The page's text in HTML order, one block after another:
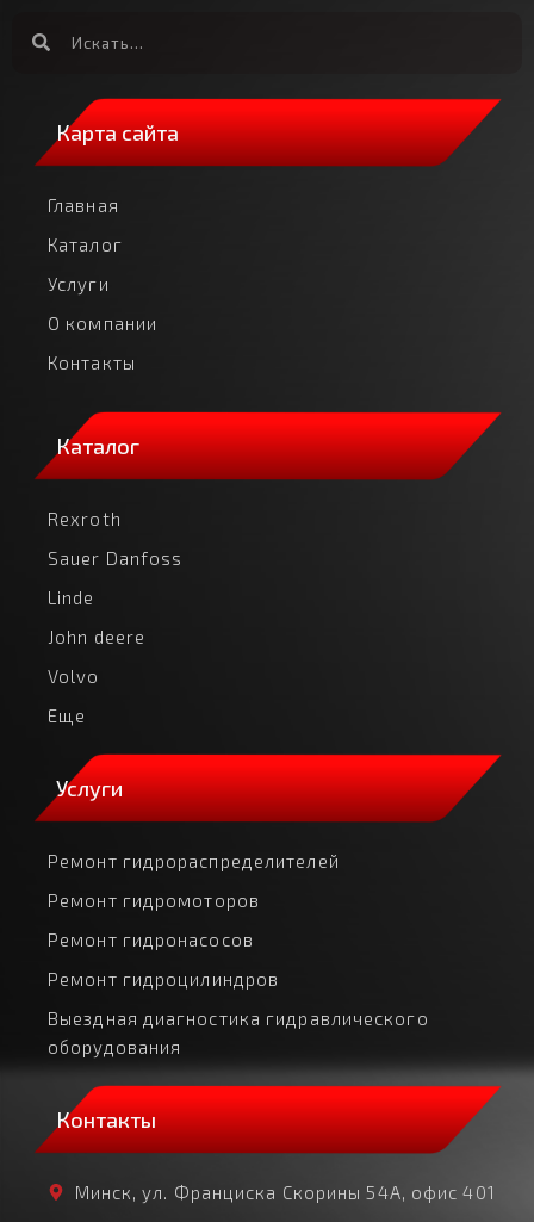
Карта сайта
Главная
Каталог
Услуги
О компании
Контакты
Каталог
Rexroth
Sauer Danfoss
Linde
John deere
Volvo
Еще
Услуги
Ремонт гидрораспределителей
Ремонт гидромоторов
Ремонт гидронасосов
Ремонт гидроцилиндров
Выездная диагностика гидравлического
оборудования
Контакты
Минск, ул. Франциска Скорины 54А, офис 401